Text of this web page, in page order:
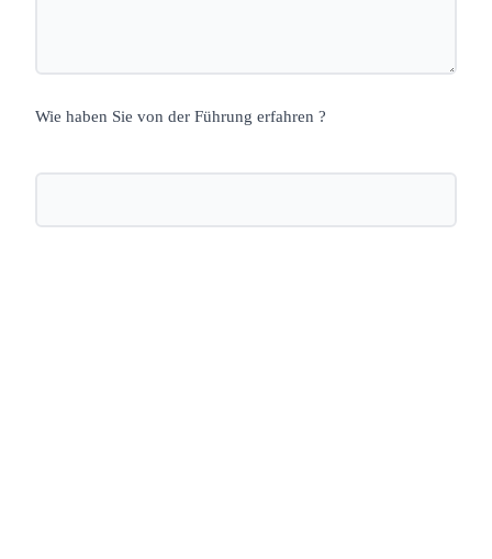
Wie haben Sie von der Führung erfahren ?